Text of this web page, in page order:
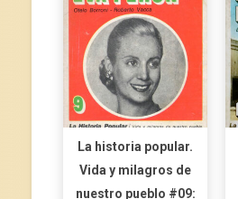
La historia popular.
Vida y milagros de
nuestro pueblo #09: